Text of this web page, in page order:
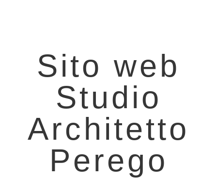
Sito web
Studio
Architetto
Perego